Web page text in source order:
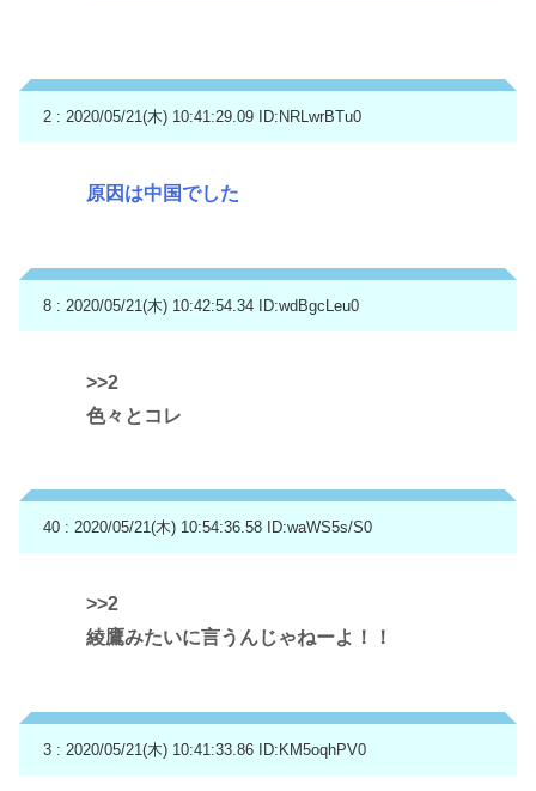
2 : 2020/05/21(木) 10:41:29.09 ID:NRLwrBTu0
原因は中国でした
8 : 2020/05/21(木) 10:42:54.34 ID:wdBgcLeu0
>>2
色々とコレ
40 : 2020/05/21(木) 10:54:36.58 ID:waWS5s/S0
>>2
綾鷹みたいに言うんじゃねーよ！！
3 : 2020/05/21(木) 10:41:33.86 ID:KM5oqhPV0